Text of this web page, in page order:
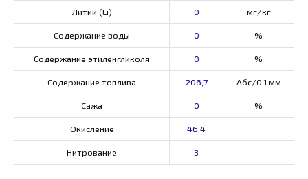
Литий (Li) 0 мг/кг
Содержание воды 0 %
Содержание этиленгликоля 0 %
Содержание топлива 206,7 Абс/0,1 мм
Сажа 0 %
Окисление 46,4
Нитрование 3